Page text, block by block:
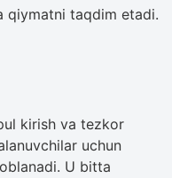
qiymatni taqdim etadi.
kirish va tezkor
uchun
U bitta